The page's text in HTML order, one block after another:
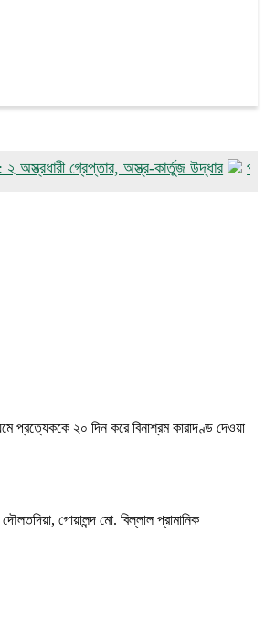
গ্রেপ্তার, অস্ত্র-কার্তুজ উদ্ধার
পাংশায়
প্রত্যেককে ২০ দিন করে বিনাশ্রম কারাদণ্ড দেওয়া
গোয়ালন্দ মো. বিল্লাল প্রামানিক